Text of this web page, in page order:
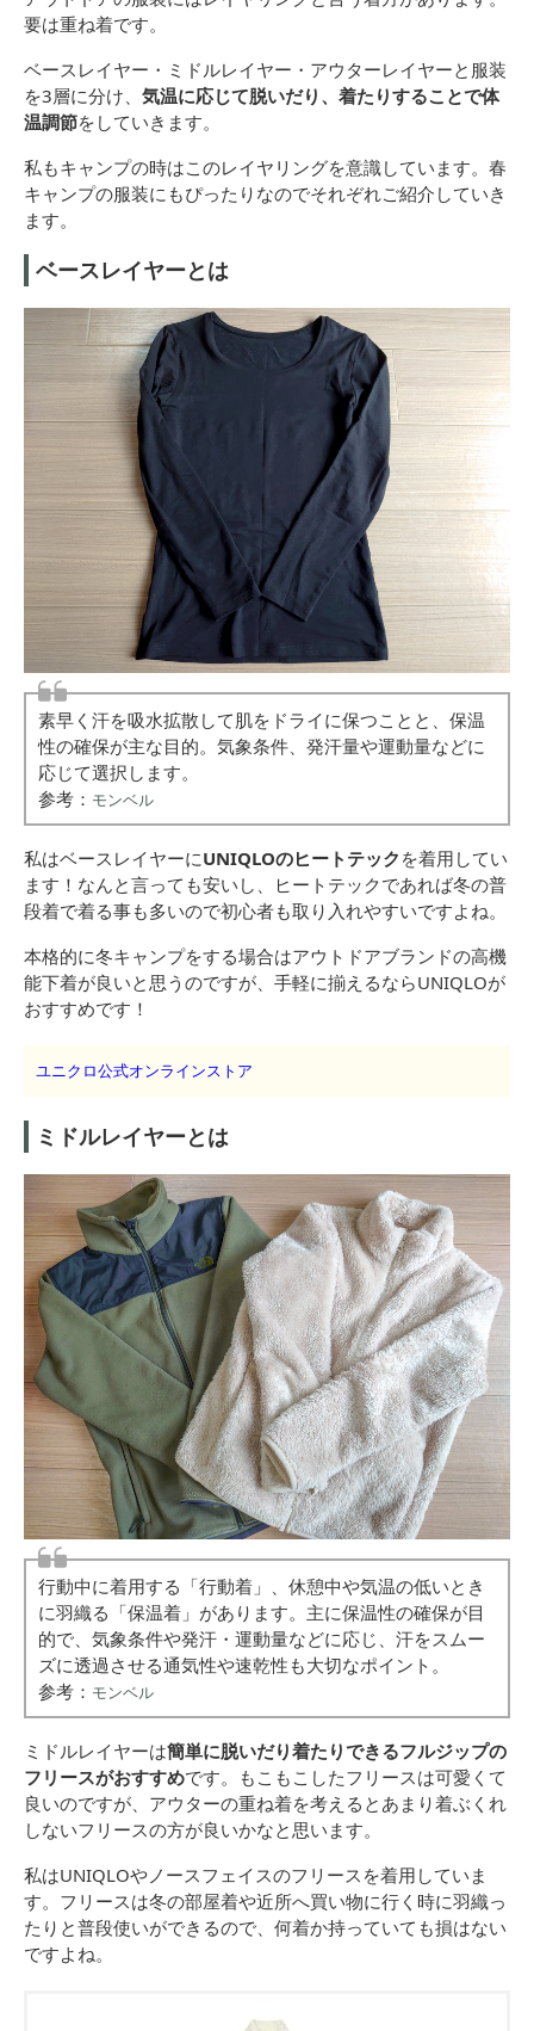
要は重ね着です。
ベースレイヤー・ミドルレイヤー・アウターレイヤーと服装
を3層に分け、 気温に応じて脱いだり、着たりすることで体
温調節をしていきます。
私もキャンプの時はこのレイヤリングを意識しています。春
キャンプの服装にもぴったりなのでそれぞれご紹介していき
ます。
ベースレイヤーとは
素早く汗を吸水拡散して肌をドライに保つことと、保温
性の確保が主な目的。気象条件、発汗量や運動量などに
応じて選択します。
参考： モンベル
私はベースレイヤーにUNIQLOのヒートテック を着用してい
ます！なんと言っても安いし、ヒートテックであれば冬の普
段着で着る事も多いので初心者も取り入れやすいですよね。
本格的に冬キャンプをする場合はアウトドアブランドの高機
能下着が良いと思うのですが、手軽に揃えるならUNIQLOが
おすすめです！
ユニクロ公式オンラインストア
ミドルレイヤーとは
行動中に着用する「行動着」、休憩中や気温の低いとき
に羽織る「保温着」があります。主に保温性の確保が目
的で、気象条件や発汗・運動量などに応じ、汗をスムー
ズに透過させる通気性や速乾性も大切なポイント。
参考： モンベル
ミドルレイヤーは簡単に脱いだり着たりできるフルジップの
フリースがおすすめです。もこもこしたフリースは可愛くて
良いのですが、アウターの重ね着を考えるとあまり着ぶくれ
しないフリースの方が良いかなと思います。
私はUNIQLOやノースフェイスのフリースを着用していま
す。フリースは冬の部屋着や近所へ買い物に行く時に羽織っ
たりと普段使いができるので、何着か持っていても損はない
ですよね。